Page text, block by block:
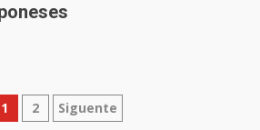
Paginación
1 2 Siguente